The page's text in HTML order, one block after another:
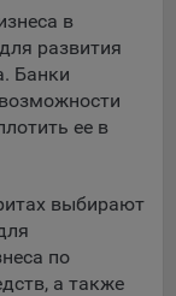
в
развития
Банки
ее в
выбирают
по
а также